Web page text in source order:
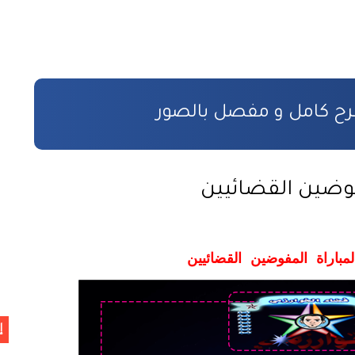
المدنية
القضائيين
المفوضين القضائيين